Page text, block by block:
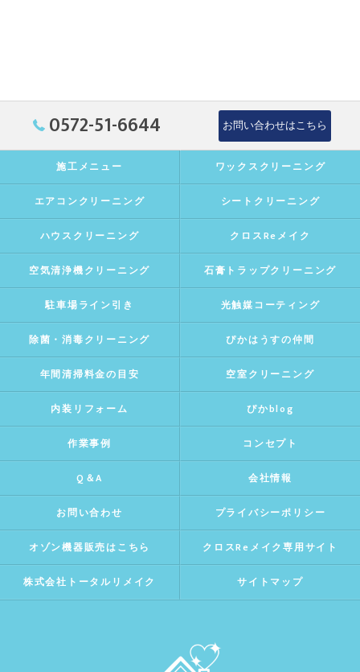
0572-51-6644 お問い合わせはこちら
施工メニュー ワックスクリーニング
エアコンクリーニング シートクリーニング
ハウスクリーニング クロスReメイク
空気清浄機クリーニング 石膏トラップクリーニング
駐車場ライン引き 光触媒コーティング
除菌・消毒クリーニング ぴかはうすの仲間
年間清掃料金の目安 空室クリーニング
内装リフォーム ぴかblog
作業事例 コンセプト
Q＆A 会社情報
お問い合わせ プライバシーポリシー
オゾン機器販売はこちら クロスReメイク専用サイト
株式会社トータルリメイク サイトマップ